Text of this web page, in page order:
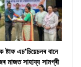
ষ্টাফ এচ’চিয়েচনৰ বানে
মাজত সাহায্য সামগ্ৰী